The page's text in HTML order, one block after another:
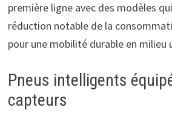
première ligne avec des modèles
réduction notable de la
pour une mobilité durable en milieu
Pneus intelligents
capteurs